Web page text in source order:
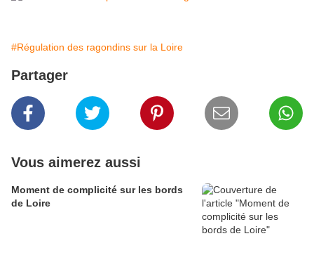
#Régulation des ragondins sur la Loire
Partager
Vous aimerez aussi
Moment de complicité sur les bords
de Loire